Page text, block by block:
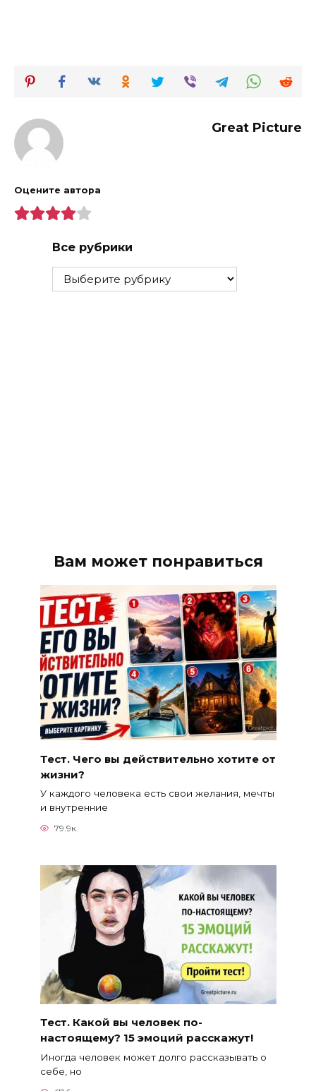
Great Picture
Оцените автора
Все рубрики
Все
рубрики
Вам может понравиться
Тест. Чего вы действительно хотите от
жизни?
У каждого человека есть свои желания, мечты
и внутренние
79.9к.
Тест. Какой вы человек по-
настоящему? 15 эмоций расскажут!
Иногда человек может долго рассказывать о
себе, но